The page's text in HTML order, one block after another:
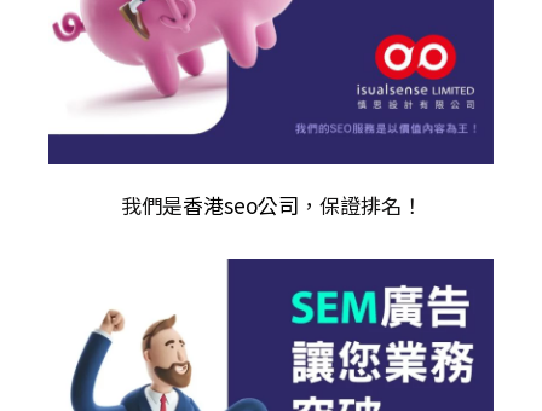
我們是香港seo公司 ，保證排名！